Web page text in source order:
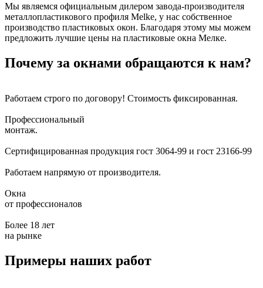
Мы являемся официальным дилером завода-производителя
металлопластикового профиля Melke, у нас собственное
производство пластиковых окон. Благодаря этому мы можем
предложить лучшие цены на пластиковые окна Мелке.
Почему за окнами обращаются к нам?
Работаем строго по договору! Стоимость фиксированная.
Профессиональный
монтаж.
Сертифицированная продукция гост 3064-99 и гост 23166-99
Работаем напрямую от производителя.
Окна
от профессионалов
Более 18 лет
на рынке
Примеры наших работ